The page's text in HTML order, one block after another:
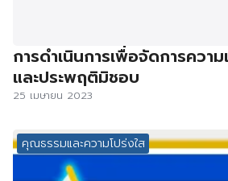
การดำเนินการเพื่อจัดการควา
และประพฤติมิชอบ
25 เมษายน 2023
คุณธรรมและความโปร่งใส